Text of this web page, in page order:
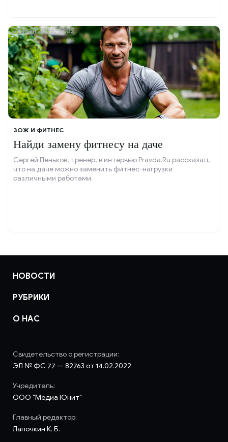
ЗОЖ И ФИТНЕС
Найди замену фитнесу на даче
Сергей Пеньков, тренер, в интервью Pravda.Ru рассказал,
что на даче можно заменить фитнес-нагрузки
различными работами.
26 мая 2026, 15:02
НОВОСТИ
РУБРИКИ
О НАС
Свидетельство о регистрации:
ЭЛ № ФС 77 — 82763 от 14.02.2022
Учредитель:
ООО "Медиа Юнит"
Главный редактор:
Лапочкин К. Б.